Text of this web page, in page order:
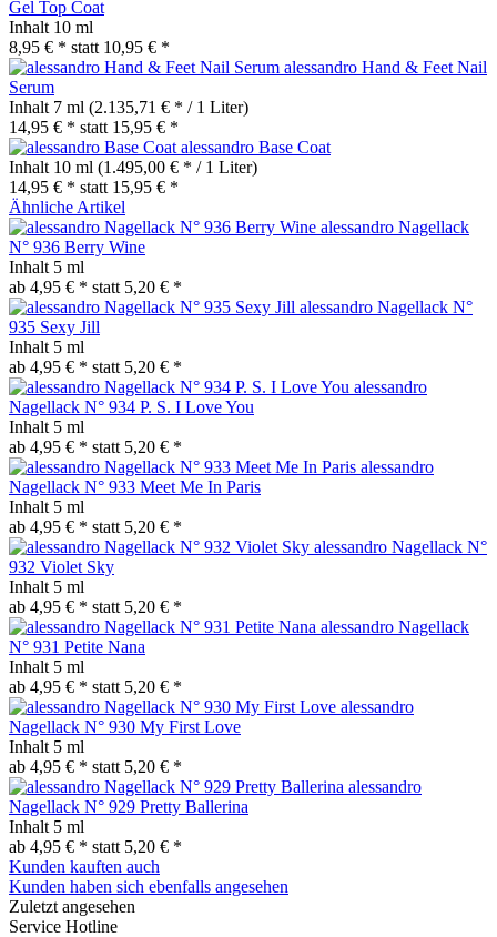
Gel Top Coat
Inhalt 10 ml
8,95 € * statt 10,95 € *
alessandro Hand & Feet Nail
Serum
Inhalt 7 ml (2.135,71 € * / 1 Liter)
14,95 € * statt 15,95 € *
alessandro Base Coat
Inhalt 10 ml (1.495,00 € * / 1 Liter)
14,95 € * statt 15,95 € *
Ähnliche Artikel
alessandro Nagellack
N° 936 Berry Wine
Inhalt 5 ml
ab 4,95 € * statt 5,20 € *
alessandro Nagellack N°
935 Sexy Jill
Inhalt 5 ml
ab 4,95 € * statt 5,20 € *
alessandro
Nagellack N° 934 P. S. I Love You
Inhalt 5 ml
ab 4,95 € * statt 5,20 € *
alessandro
Nagellack N° 933 Meet Me In Paris
Inhalt 5 ml
ab 4,95 € * statt 5,20 € *
alessandro Nagellack N°
932 Violet Sky
Inhalt 5 ml
ab 4,95 € * statt 5,20 € *
alessandro Nagellack
N° 931 Petite Nana
Inhalt 5 ml
ab 4,95 € * statt 5,20 € *
alessandro
Nagellack N° 930 My First Love
Inhalt 5 ml
ab 4,95 € * statt 5,20 € *
alessandro
Nagellack N° 929 Pretty Ballerina
Inhalt 5 ml
ab 4,95 € * statt 5,20 € *
Kunden kauften auch
Kunden haben sich ebenfalls angesehen
Zuletzt angesehen
Service Hotline